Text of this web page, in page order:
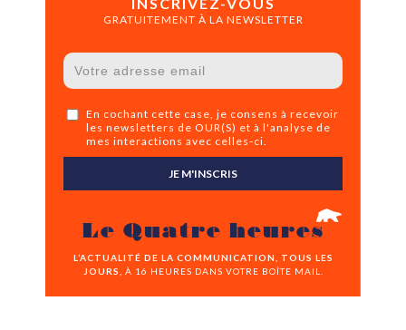
GRATUITEMENT À LA NEWSLETTER
En cochant cette case, je consens à recevoir
les newsletters de OUR(S) et à l'analyse de
mes interactions avec celles-ci.
JE M'INSCRIS
Le Quatre heures
L’ACTUALITÉ DE LA COMMUNICATION, TOUS LES
JOURS,
À 16 HEURES DANS VOTRE BOÎTE MAIL.